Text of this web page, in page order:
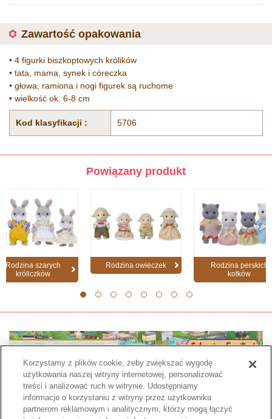
Zawartość opakowania
• 4 figurki biszkoptowych królików
• tata, mama, synek i córeczka
• głowa, ramiona i nogi figurek są ruchome
• wielkość ok. 6-8 cm
Kod klasyfikacji : 5706
Powiązany produkt
Rodzina szarych
króliczków
Rodzina owieczek
Rodzina perskich
kotków
Korzystamy z plików cookie, żeby zwiększać wygodę
użytkowania naszej witryny internetowej, personalizować
treści i analizować ruch w witrynie. Udostępniamy
informacje o korzystaniu z witryny przez użytkownika
partnerom reklamowym i analitycznym, którzy mogą łączyć